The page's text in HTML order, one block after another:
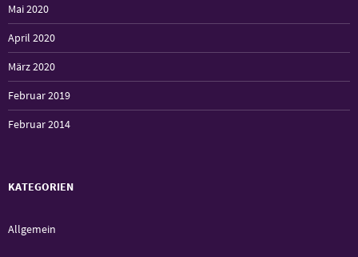
Mai 2020
April 2020
März 2020
Februar 2019
Februar 2014
KATEGORIEN
Allgemein